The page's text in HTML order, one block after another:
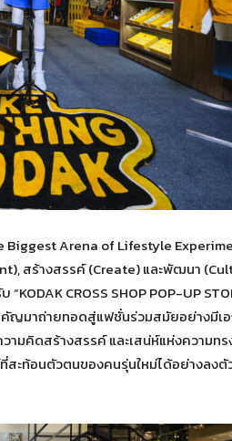
Arena of Lifestyle
สร้างสรรค์ (Create) และพัฒนา
CROSS SHOP POP-UP
ญมาถ่ายทอดสู่แฟชั่นร่วมสมัยอย่างมี
มคิดสร้างสรรค์ และเสน่ห์แห่งความทร
ะท้อนตัวตนของคนรุ่นใหม่ได้อย่างลง